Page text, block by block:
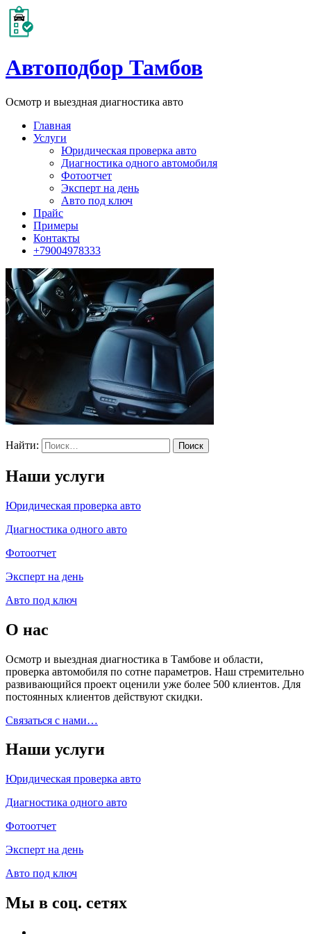
Автоподбор Тамбов
Осмотр и выездная диагностика авто
Главная
Услуги
Юридическая проверка авто
Диагностика одного автомобиля
Фотоотчет
Эксперт на день
Авто под ключ
Прайс
Примеры
Контакты
+79004978333
Найти:
Наши услуги
Юридическая проверка авто
Диагностика одного авто
Фотоотчет
Эксперт на день
Авто под ключ
О нас
Осмотр и выездная диагностика в Тамбове и области,
проверка автомобиля по сотне параметров. Наш стремительно
развивающийся проект оценили уже более 500 клиентов. Для
постоянных клиентов действуют скидки.
Связаться с нами…
Наши услуги
Юридическая проверка авто
Диагностика одного авто
Фотоотчет
Эксперт на день
Авто под ключ
Мы в соц. сетях